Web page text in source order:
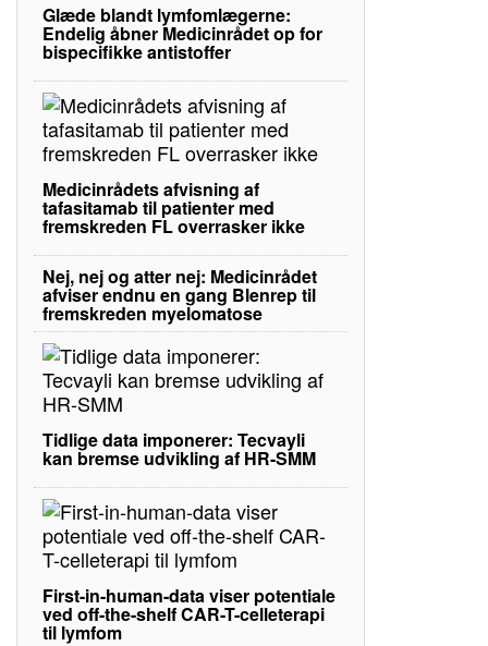
Glæde blandt lymfomlægerne:
Endelig åbner Medicinrådet op for
bispecifikke antistoffer
Medicinrådets afvisning af
tafasitamab til patienter med
fremskreden FL overrasker ikke
Nej, nej og atter nej: Medicinrådet
afviser endnu en gang Blenrep til
fremskreden myelomatose
Tidlige data imponerer: Tecvayli
kan bremse udvikling af HR-SMM
First-in-human-data viser potentiale
ved off-the-shelf CAR-T-celleterapi
til lymfom